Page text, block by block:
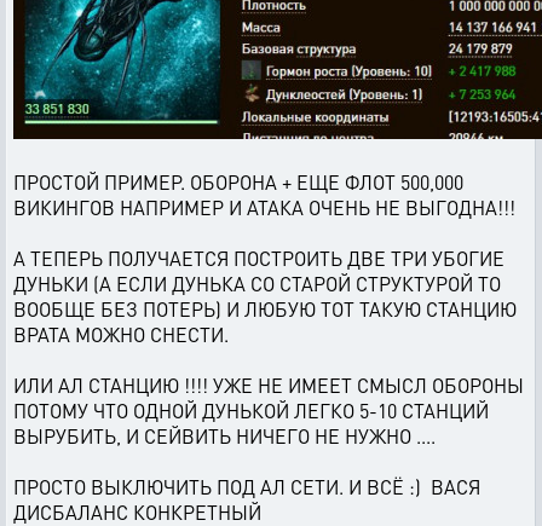
ПРОСТОЙ ПРИМЕР. ОБОРОНА + ЕЩЕ ФЛОТ 500,000
ВИКИНГОВ НАПРИМЕР И АТАКА ОЧЕНЬ НЕ ВЫГОДНА!!!
А ТЕПЕРЬ ПОЛУЧАЕТСЯ ПОСТРОИТЬ ДВЕ ТРИ УБОГИЕ
ДУНЬКИ (А ЕСЛИ ДУНЬКА СО СТАРОЙ СТРУКТУРОЙ ТО
ВООБЩЕ БЕЗ ПОТЕРЬ) И ЛЮБУЮ ТОТ ТАКУЮ СТАНЦИЮ
ВРАТА МОЖНО СНЕСТИ.
ИЛИ АЛ СТАНЦИЮ !!!! УЖЕ НЕ ИМЕЕТ СМЫСЛ ОБОРОНЫ
ПОТОМУ ЧТО ОДНОЙ ДУНЬКОЙ ЛЕГКО 5-10 СТАНЦИЙ
ВЫРУБИТЬ, И СЕЙВИТЬ НИЧЕГО НЕ НУЖНО ....
ПРОСТО ВЫКЛЮЧИТЬ ПОД АЛ СЕТИ. И ВСЁ :) ВАСЯ
ДИСБАЛАНС КОНКРЕТНЫЙ